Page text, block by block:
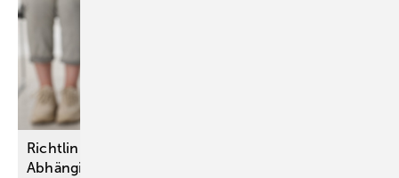
Richtlinien-Psychotherapie bei
Abhängigkeitserkrankungen: G-BA lockert